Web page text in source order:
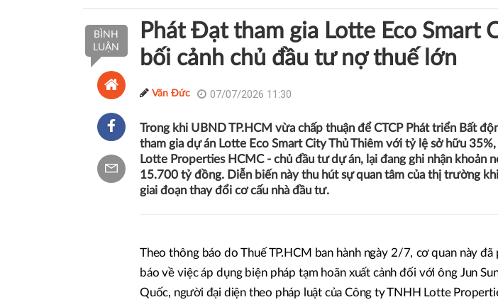
BÌNH
LUẬN
Phát Đạt tham gia Lotte Eco Smart
bối cảnh chủ đầu tư nợ thuế lớn
Văn Đức 07/07/2026 11:30
Trong khi UBND TP.HCM vừa chấp thuận để CTCP Phát triển Bất
tham gia dự án Lotte Eco Smart City Thủ Thiêm với tỷ lệ sở hữu
Lotte Properties HCMC - chủ đầu tư dự án, lại đang ghi nhận khoản
15.700 tỷ đồng. Diễn biến này thu hút sự quan tâm của thị trường
giai đoạn thay đổi cơ cấu nhà đầu tư.
Theo thông báo do Thuế TP.HCM ban hành ngày 2/7, cơ quan này đã
báo về việc áp dụng biện pháp tạm hoãn xuất cảnh đối với ông Jun
Quốc, người đại diện theo pháp luật của Công ty TNHH Lotte